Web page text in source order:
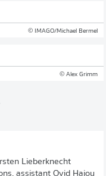
© IMAGO/Michael Bermel
© Alex Grimm
Lieberknecht
assistant Ovid Hajou